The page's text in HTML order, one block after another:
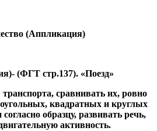
(Аппликация)
(ФГТ стр.137). «Поезд»
сравнивать их, ровно
квадратных и круглых
образцу, развивать речь,
активность.